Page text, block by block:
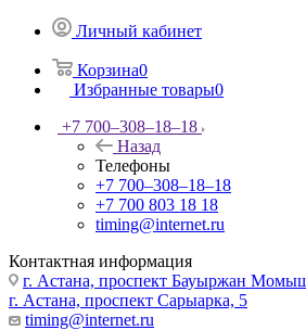
Личный кабинет
Корзина0
Избранные товары0
+7 700‒308‒18‒18
Назад
Телефоны
+7 700‒308‒18‒18
+7 700 803 18 18
timing@internet.ru
Контактная информация
г. Астана, проспект Бауыржан
г. Астана, проспект Сарыарка, 5
timing@internet.ru